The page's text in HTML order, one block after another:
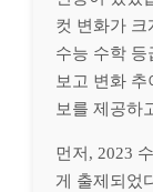
컷 변화가 크
수능 수학 등
보고 변화 추
보를 제공하
먼저, 2023
게 출제되었